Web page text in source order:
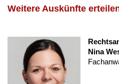
Weitere Auskünfte
Nina